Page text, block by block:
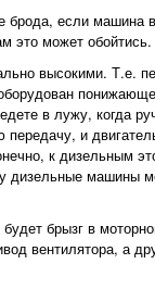
брода, если машина
это может обойтись.
высокими. Т.е.
в лужу, когда
и
к дизельным
машины
брызг в
вентилятора, а